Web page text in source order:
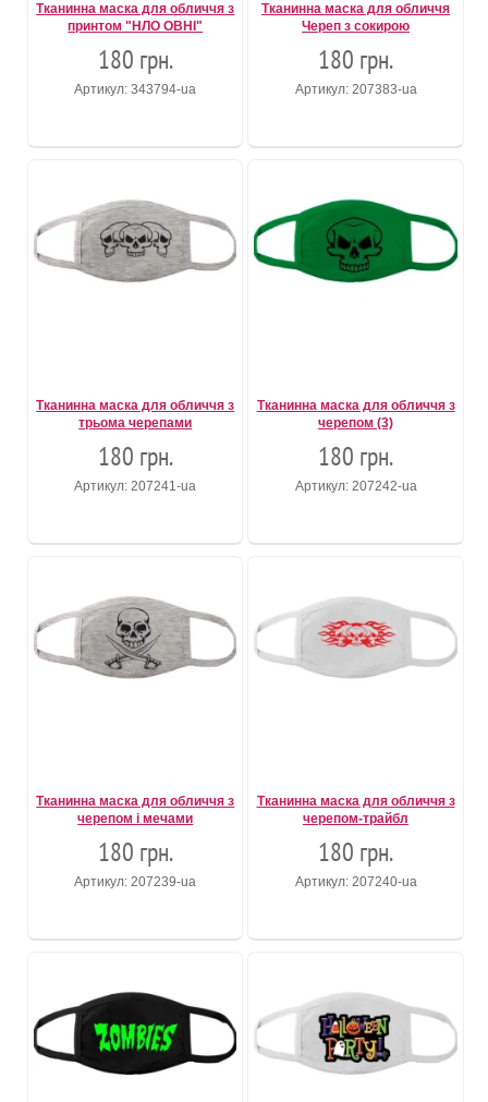
Тканинна маска для обличчя з
принтом "НЛО ОВНІ"
180 грн.
Артикул: 343794-ua
Тканинна маска для обличчя
Череп з сокирою
180 грн.
Артикул: 207383-ua
Тканинна маска для обличчя з
трьома черепами
180 грн.
Артикул: 207241-ua
Тканинна маска для обличчя з
черепом (3)
180 грн.
Артикул: 207242-ua
Тканинна маска для обличчя з
черепом і мечами
180 грн.
Артикул: 207239-ua
Тканинна маска для обличчя з
черепом-трайбл
180 грн.
Артикул: 207240-ua